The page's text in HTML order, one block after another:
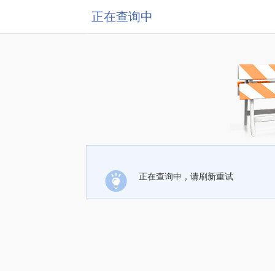
正在查询中
正在查询中，请刷新重试